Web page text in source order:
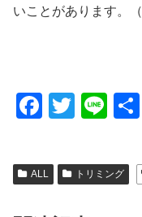
いことがあります。（
F
c
e
b
T
tt
er
Li
e
ALL トリミング